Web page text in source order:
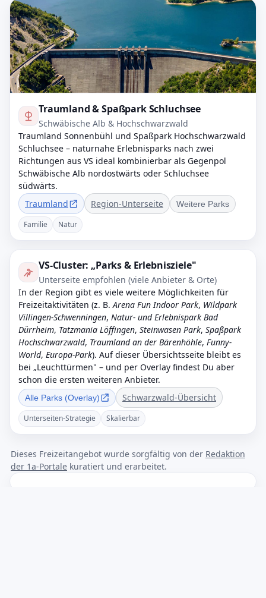
Traumland & Spaßpark Schluchsee
Schwäbische Alb & Hochschwarzwald
Traumland Sonnenbühl und Spaßpark Hochschwarzwald
Schluchsee – naturnahe Erlebnisparks nach zwei
Richtungen aus VS ideal kombinierbar als Gegenpol
Schwäbische Alb nordostwärts oder Schluchsee
südwärts.
Traumland
Region-Unterseite Weitere Parks
Familie Natur
VS-Cluster: „Parks & Erlebnisziele"
Unterseite empfohlen (viele Anbieter & Orte)
In der Region gibt es viele weitere Möglichkeiten für
Freizeitaktivitäten (z. B.Arena Fun Indoor Park, Wildpark
Villingen-Schwenningen, Natur- und Erlebnispark Bad
Dürrheim, Tatzmania Löffingen, Steinwasen Park, Spaßpark
Hochschwarzwald, Traumland an der Bärenhöhle, Funny-
World, Europa-Park). Auf dieser Übersichtsseite bleibt es
bei „Leuchttürmen" – und per Overlay findest Du aber
schon die ersten weiteren Anbieter.
Alle Parks (Overlay) Schwarzwald-Übersicht
Unterseiten-Strategie Skalierbar
Dieses Freizeitangebot wurde sorgfältig von der Redaktion
der 1a-Portale kuratiert und erarbeitet.